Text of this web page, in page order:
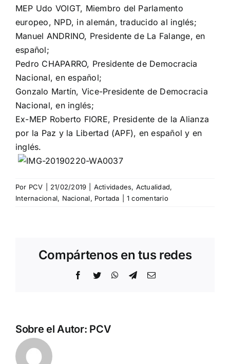
MEP Udo VOIGT, Miembro del Parlamento
europeo, NPD, in alemán, traducido al inglés;
Manuel ANDRINO, Presidente de La Falange, en
español;
Pedro CHAPARRO, Presidente de Democracia
Nacional, en español;
Gonzalo Martín, Vice-Presidente de Democracia
Nacional, en inglés;
Ex-MEP Roberto FIORE, Presidente de la Alianza
por la Paz y la Libertad (APF), en español y en
inglés.
Por PCV 21/02/2019 Actividades, Actualidad,
Internacional, Nacional, Portada 1 comentario
Compártenos en tus redes
Facebook
Twitter WhatsApp
TelegramCorreo
Sobre el Autor: PCV